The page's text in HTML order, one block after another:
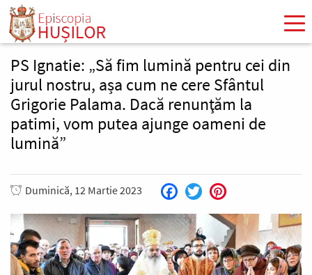
Mergi
conţinutul
principal
PS Ignatie: „Să fim lumină pentru cei din
jurul nostru, așa cum ne cere Sfântul
Grigorie Palama. Dacă renunţăm la
patimi, vom putea ajunge oameni de
lumină”
Duminică, 12 Martie 2023 Facebook
Twitter